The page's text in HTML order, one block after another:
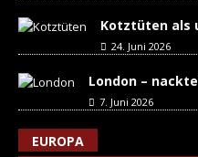
Kotztüten als
24. Juni 2026
London –
7. Juni 2026
EUROPA